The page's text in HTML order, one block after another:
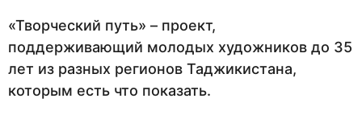
«Творческий путь» – проект,
поддерживающий молодых художников до 35
лет из разных регионов Таджикистана,
которым есть что показать.